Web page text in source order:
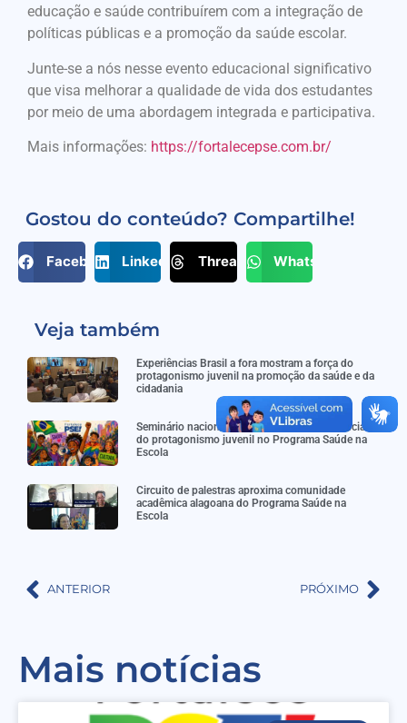
educação e saúde contribuírem com a integração de
políticas públicas e a promoção da saúde escolar.
Junte-se a nós nesse evento educacional significativo
que visa melhorar a qualidade de vida dos estudantes
por meio de uma abordagem integrada e participativa.
Mais informações: https://fortalecepse.com.br/
Gostou do conteúdo? Compartilhe!
Facebook LinkedIn Threads WhatsApp
Veja também
Experiências Brasil a fora mostram a força do
protagonismo juvenil na promoção da saúde e da
cidadania
Seminário nacional dá visibilidade a experiências
do protagonismo juvenil no Programa Saúde na
Escola
Circuito de palestras aproxima comunidade
acadêmica alagoana do Programa Saúde na
Escola
ANTERIOR PRÓXIMO
Mais notícias